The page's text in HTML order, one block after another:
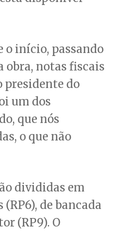
o início, passando
obra, notas fiscais
presidente do
um dos
que nós
o que não
divididas em
de bancada
(RP9). O